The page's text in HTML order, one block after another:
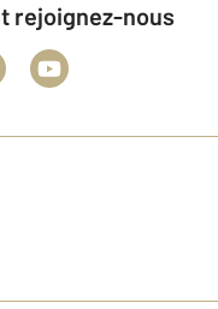
rejoignez-nous